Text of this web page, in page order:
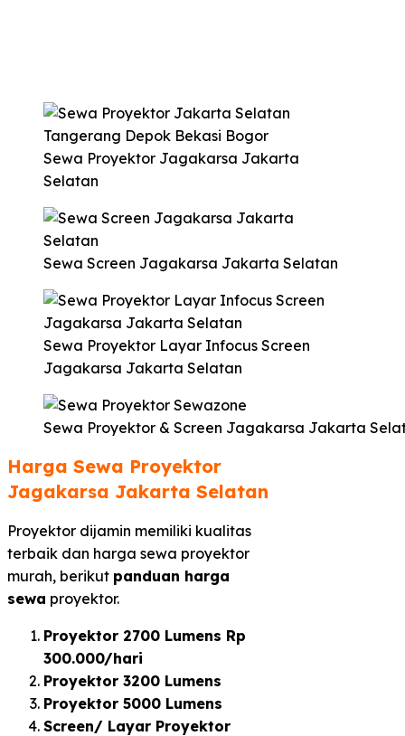
Sewa Proyektor Jagakarsa Jakarta
Selatan
Sewa Screen Jagakarsa Jakarta Selatan
Sewa Proyektor Layar Infocus Screen
Jagakarsa Jakarta Selatan
Sewa Proyektor & Screen Jagakarsa Jakarta
Harga Sewa Proyektor
Jagakarsa Jakarta Selatan
Proyektor dijamin memiliki kualitas
terbaik dan harga sewa proyektor
murah, berikut panduan harga
sewa proyektor.
Proyektor 2700 Lumens Rp
300.000/hari
Proyektor 3200 Lumens
Proyektor 5000 Lumens
Screen/ Layar Proyektor